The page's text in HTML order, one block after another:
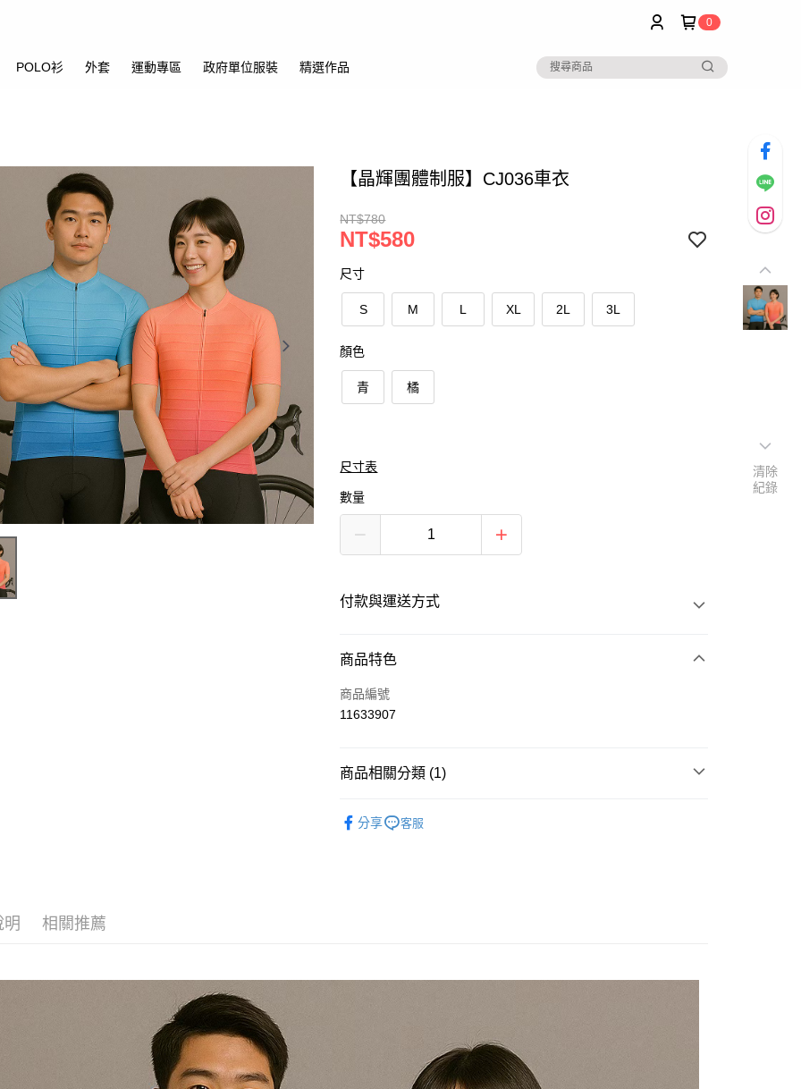
0
POLO衫 外套 運動專區 政府單位服裝 精選作品
【晶輝團體制服】CJ036車衣
NT$780
NT$580
尺寸
S M L XL 2L 3L
顏色
青 橘
尺寸表
數量
付款與運送方式
付款方式
信用卡一次付款
黑貓
商品特色
商品編號
11633907
商品相關分類 (1)
分享
客服
明 相關推薦
清除
紀錄